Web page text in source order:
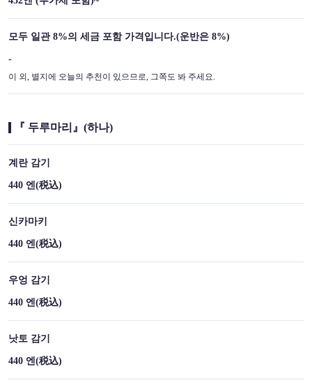
모두 일관 8%의 세금 포함 가격입니다.(운반은 8%)
-
이 외, 별지에 오늘의 추천이 있으므로, 그쪽도 봐 주세요.
『 두루마리』(하나)
계란 감기
440 엔(税込)
신카마키
440 엔(税込)
우엉 감기
440 엔(税込)
낫토 감기
440 엔(税込)
https://konishisushi.owst.jp/takeouts